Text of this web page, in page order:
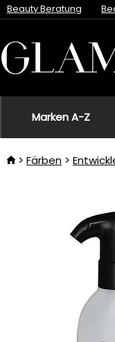
Beauty Beratung
Marken A-Z
Färben